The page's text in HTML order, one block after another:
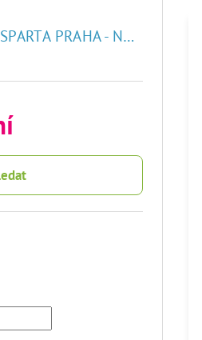
Jedlý papír SPARTA PRAHA - NOVÝ ZNAK